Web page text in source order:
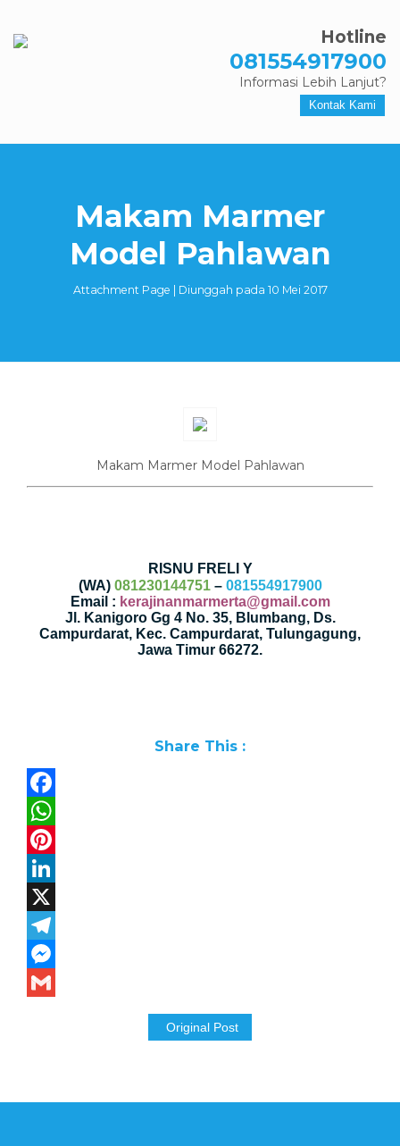
Hotline
081554917900
Informasi Lebih Lanjut?
Kontak Kami
Makam Marmer
Model Pahlawan
Attachment Page | Diunggah pada 10 Mei 2017
Makam Marmer Model Pahlawan
RISNU FRELI Y
(WA) 081230144751– 081554917900
Email : kerajinanmarmerta@gmail.com
Jl. Kanigoro Gg 4 No. 35, Blumbang, Ds.
Campurdarat, Kec. Campurdarat, Tulungagung,
Jawa Timur 66272.
Share This :
Gmail
Original Post